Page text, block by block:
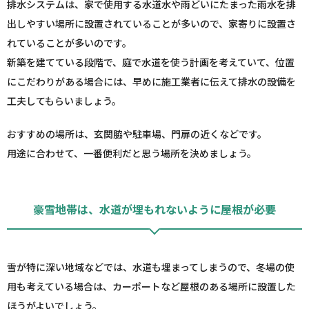
排水システムは、家で使用する水道水や雨どいにたまった雨水を排
出しやすい場所に設置されていることが多いので、家寄りに設置さ
れていることが多いのです。
新築を建てている段階で、庭で水道を使う計画を考えていて、位置
にこだわりがある場合には、早めに施工業者に伝えて排水の設備を
工夫してもらいましょう。
おすすめの場所は、玄関脇や駐車場、門扉の近くなどです。
用途に合わせて、一番便利だと思う場所を決めましょう。
豪雪地帯は、水道が埋もれないように屋根が必要
雪が特に深い地域などでは、水道も埋まってしまうので、冬場の使
用も考えている場合は、カーポートなど屋根のある場所に設置した
ほうがよいでしょう。